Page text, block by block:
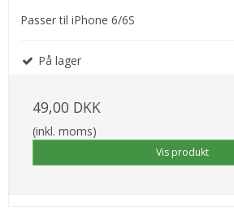
Passer til iPhone 6/6S
På lager
49,00 DKK
(inkl. moms)
Vis produkt